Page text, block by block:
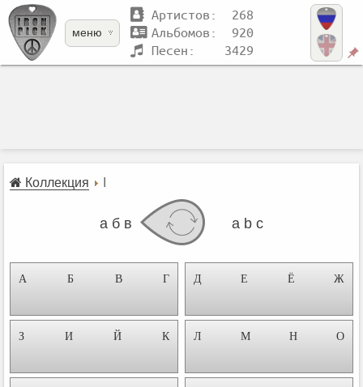
меню
Артистов: 268
Альбомов: 920
Песен: 3429
Коллекция
а б в a b c
А Б В Г Д Е Ё Ж
З И Й К Л М Н О